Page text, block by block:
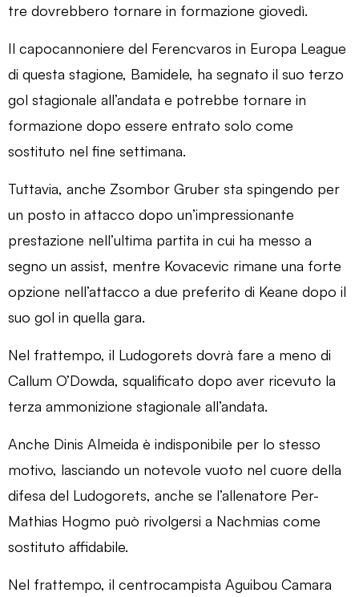
tre dovrebbero tornare in formazione giovedì.
Il capocannoniere del Ferencvaros in Europa League
di questa stagione, Bamidele, ha segnato il suo terzo
gol stagionale all’andata e potrebbe tornare in
formazione dopo essere entrato solo come
sostituto nel fine settimana.
Tuttavia, anche Zsombor Gruber sta spingendo per
un posto in attacco dopo un’impressionante
prestazione nell’ultima partita in cui ha messo a
segno un assist, mentre Kovacevic rimane una forte
opzione nell’attacco a due preferito di Keane dopo il
suo gol in quella gara.
Nel frattempo, il Ludogorets dovrà fare a meno di
Callum O’Dowda, squalificato dopo aver ricevuto la
terza ammonizione stagionale all’andata.
Anche Dinis Almeida è indisponibile per lo stesso
motivo, lasciando un notevole vuoto nel cuore della
difesa del Ludogorets, anche se l’allenatore Per-
Mathias Hogmo può rivolgersi a Nachmias come
sostituto affidabile.
Nel frattempo, il centrocampista Aguibou Camara